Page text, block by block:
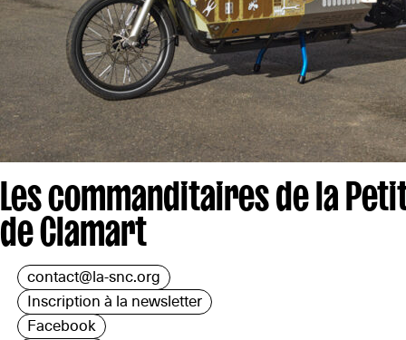
Les commanditaires de la
de Clamart
contact@la-snc.org
Inscription à la newsletter
Facebook